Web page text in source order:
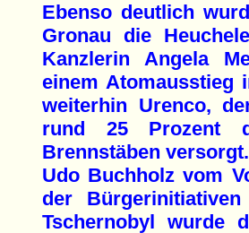
Ebenso deutlich
Gronau die
Kanzlerin Angela
einem Atomausstieg
weiterhin Urenco,
rund 25 Prozent
Brennstäben
Udo Buchholz vom
der
Tschernobyl wurde